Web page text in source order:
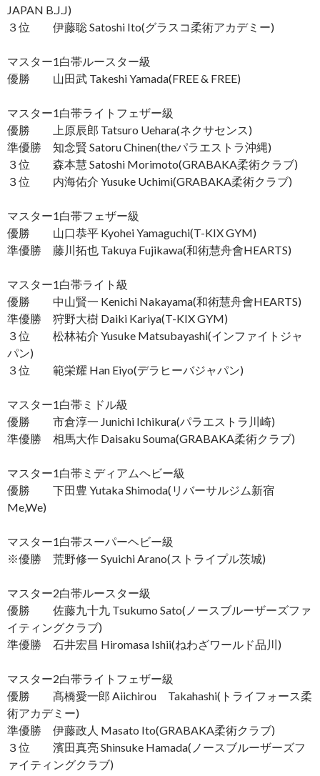
JAPAN B.J.J)
３位 伊藤聡 Satoshi Ito(グラスコ柔術アカデミー)
マスター1白帯ルースター級
優勝 山田武 Takeshi Yamada(FREE & FREE)
マスター1白帯ライトフェザー級
優勝 上原辰郎 Tatsuro Uehara(ネクサセンス)
準優勝 知念賢 Satoru Chinen(theパラエストラ沖縄)
３位 森本慧 Satoshi Morimoto(GRABAKA柔術クラブ)
３位 内海佑介 Yusuke Uchimi(GRABAKA柔術クラブ)
マスター1白帯フェザー級
優勝 山口恭平 Kyohei Yamaguchi(T-KIX GYM)
準優勝 藤川拓也 Takuya Fujikawa(和術慧舟會HEARTS)
マスター1白帯ライト級
優勝 中山賢一 Kenichi Nakayama(和術慧舟會HEARTS)
準優勝 狩野大樹 Daiki Kariya(T-KIX GYM)
３位 松林祐介 Yusuke Matsubayashi(インファイトジャ
パン)
３位 範栄耀 Han Eiyo(デラヒーバジャパン)
マスター1白帯ミドル級
優勝 市倉淳一 Junichi Ichikura(パラエストラ川崎)
準優勝 相馬大作 Daisaku Souma(GRABAKA柔術クラブ)
マスター1白帯ミディアムヘビー級
優勝 下田豊 Yutaka Shimoda(リバーサルジム新宿
Me,We)
マスター1白帯スーパーヘビー級
※優勝 荒野修一 Syuichi Arano(ストライプル茨城)
マスター2白帯ルースター級
優勝 佐藤九十九 Tsukumo Sato(ノースブルーザーズファ
イティングクラブ)
準優勝 石井宏昌 Hiromasa Ishii(ねわざワールド品川)
マスター2白帯ライトフェザー級
優勝 髙橋愛一郎 Aiichirou Takahashi(トライフォース柔
術アカデミー)
準優勝 伊藤政人 Masato Ito(GRABAKA柔術クラブ)
３位 濱田真亮 Shinsuke Hamada(ノースブルーザーズフ
ァイティングクラブ)